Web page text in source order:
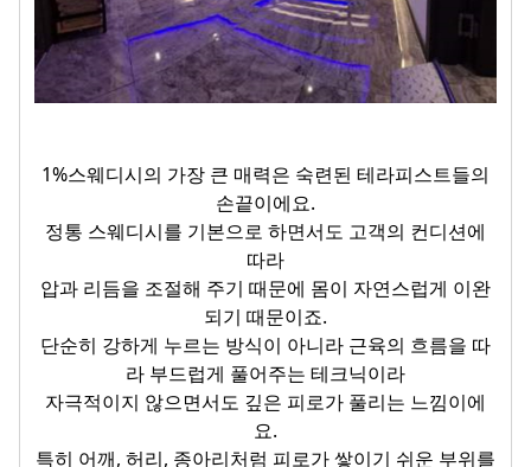
1%스웨디시의 가장 큰 매력은 숙련된 테라피스트들의
손끝이에요.
정통 스웨디시를 기본으로 하면서도 고객의 컨디션에
따라
압과 리듬을 조절해 주기 때문에 몸이 자연스럽게 이완
되기 때문이죠.
단순히 강하게 누르는 방식이 아니라 근육의 흐름을 따
라 부드럽게 풀어주는 테크닉이라
자극적이지 않으면서도 깊은 피로가 풀리는 느낌이에
요.
특히 어깨, 허리, 종아리처럼 피로가 쌓이기 쉬운 부위를